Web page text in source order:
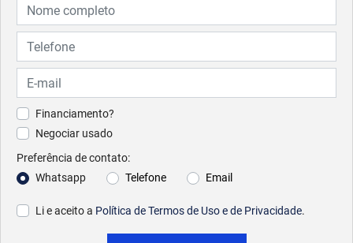
Financiamento?
Negociar usado
Preferência de contato:
Whatsapp
Telefone Email
Li e aceito a Política de Termos de Uso e de Privacidade.